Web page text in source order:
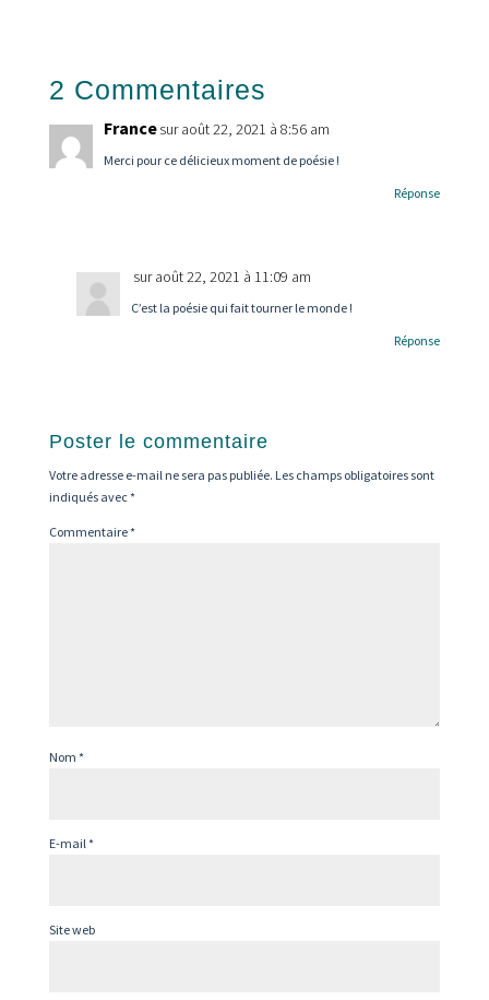
2 Commentaires
Francesur août 22, 2021 à 8:56 am
Merci pour ce délicieux moment de poésie !
Réponse
sur août 22, 2021 à 11:09 am
C’est la poésie qui fait tourner le monde !
Réponse
Poster le commentaire
Votre adresse e-mail ne sera pas publiée. Les champs obligatoires sont
indiqués avec*
Commentaire*
Nom *
E-mail*
Site web